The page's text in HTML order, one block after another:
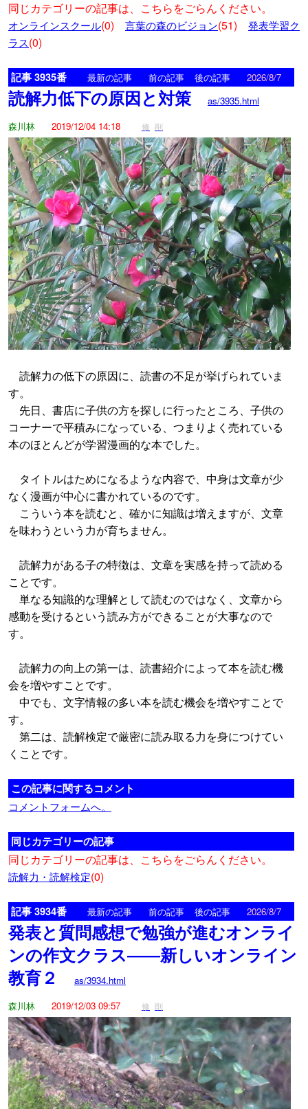
同じカテゴリーの記事は、こちらをごらんください。
オンラインスクール(0) 言葉の森のビジョン(51)
発表学習ク
ラス(0)
記事 3935番 最新の記事 前の記事 後の記事 2026/8/7
読解力低下の原因と対策
as/3935.html
森川林
2019/12/04 14:18 修 削
読解力の低下の原因に、読書の不足が挙げられていま
す。
先日、書店に子供の方を探しに行ったところ、子供の
コーナーで平積みになっている、つまりよく売れている
本のほとんどが学習漫画的な本でした。
タイトルはためになるような内容で、中身は文章が少
なく漫画が中心に書かれているのです。
こういう本を読むと、確かに知識は増えますが、文章
を味わうという力が育ちません。
読解力がある子の特徴は、文章を実感を持って読める
ことです。
単なる知識的な理解として読むのではなく、文章から
感動を受けるという読み方ができることが大事なので
す。
読解力の向上の第一は、読書紹介によって本を読む機
会を増やすことです。
中でも、文字情報の多い本を読む機会を増やすことで
す。
第二は、読解検定で厳密に読み取る力を身につけてい
くことです。
この記事に関するコメント
コメントフォームへ。
同じカテゴリーの記事
同じカテゴリーの記事は、こちらをごらんください。
読解力・読解検定(0)
記事 3934番 最新の記事 前の記事 後の記事 2026/8/7
発表と質問感想で勉強が進むオンライ
ンの作文クラス――新しいオンライン
教育２
as/3934.html
森川林
2019/12/03 09:57 修 削